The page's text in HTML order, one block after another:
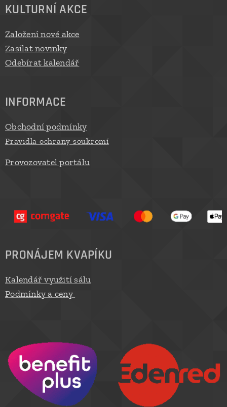
KULTURNÍ AKCE
Založení nové akce
Zasílat novinky
Odebírat kalendář
INFORMACE
Obchodní podmínky
Pravidla ochrany soukromí
Provozovatel portálu
PRONÁJEM KVAPÍKU
Kalendář využití sálu
Podmínky a ceny